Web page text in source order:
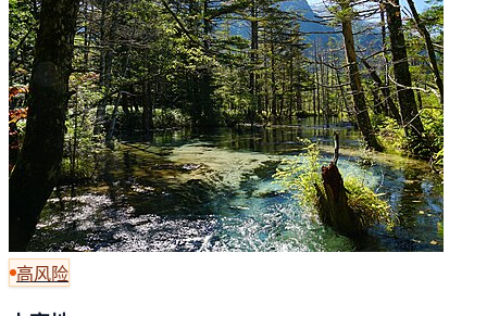
高风险